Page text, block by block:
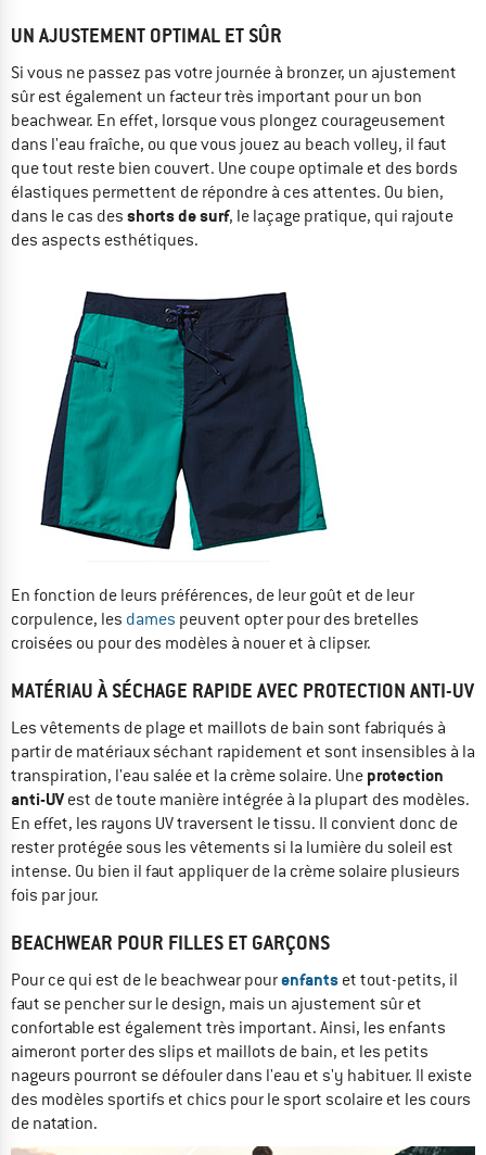
UN AJUSTEMENT OPTIMAL ET SÛR
Si vous ne passez pas votre journée à bronzer, un ajustement
sûr est également un facteur très important pour un bon
beachwear. En effet, lorsque vous plongez courageusement
dans l'eau fraîche, ou que vous jouez au beach volley, il faut
que tout reste bien couvert. Une coupe optimale et des bords
élastiques permettent de répondre à ces attentes. Ou bien,
dans le cas des shorts de surf, le laçage pratique, qui rajoute
des aspects esthétiques.
En fonction de leurs préférences, de leur goût et de leur
corpulence, les dames peuvent opter pour des bretelles
croisées ou pour des modèles à nouer et à clipser.
MATÉRIAU À SÉCHAGE RAPIDE AVEC PROTECTION ANTI-UV
Les vêtements de plage et maillots de bain sont fabriqués à
partir de matériaux séchant rapidement et sont insensibles à la
transpiration, l'eau salée et la crème solaire. Une protection
anti-UVest de toute manière intégrée à la plupart des modèles.
En effet, les rayons UV traversent le tissu. Il convient donc de
rester protégée sous les vêtements si la lumière du soleil est
intense. Ou bien il faut appliquer de la crème solaire plusieurs
fois par jour.
BEACHWEAR POUR FILLES ET GARÇONS
Pour ce qui est de le beachwear pourenfants et tout-petits, il
faut se pencher sur le design, mais un ajustement sûr et
confortable est également très important. Ainsi, les enfants
aimeront porter des slips et maillots de bain, et les petits
nageurs pourront se défouler dans l'eau et s'y habituer. Il existe
des modèles sportifs et chics pour le sport scolaire et les cours
de natation.